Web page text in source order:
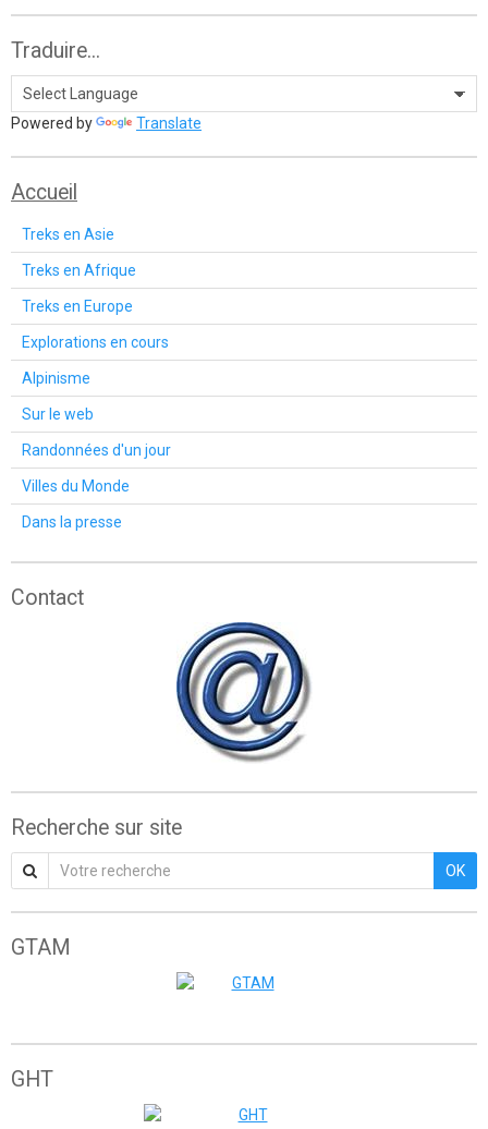
Traduire...
Powered by Translate
Accueil
Treks en Asie
Treks en Afrique
Treks en Europe
Explorations en cours
Alpinisme
Sur le web
Randonnées d'un jour
Villes du Monde
Dans la presse
Contact
Recherche sur site
OK
GTAM
GHT